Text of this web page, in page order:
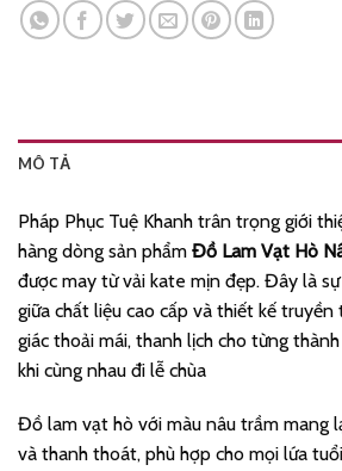
MÔ TẢ
Pháp Phục Tuệ Khanh trân trọng giới
hàng dòng sản phẩm Đồ Lam Vạt Hò
được may từ vải kate mịn đẹp. Đây là
giữa chất liệu cao cấp và thiết kế truyền
giác thoải mái, thanh lịch cho từng
khi cùng nhau đi lễ chùa
Đồ lam vạt hò với màu nâu trầm mang
và thanh thoát, phù hợp cho mọi lứa